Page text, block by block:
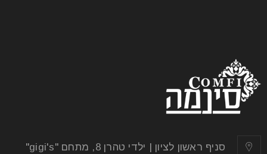
אפר
כל מי שמתעניין בחיפויי קירות, עתיד לגלות, שבאפשרותו
לבחור בין לא מעט אפשרויות, הנבדלות אלו מאלו בעיקר
סניף ראשון לציון | ילדי טהרן 8, מתחם "gigi's"